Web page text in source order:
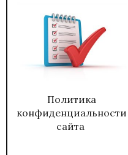
Политика
конфиденциальности
сайта